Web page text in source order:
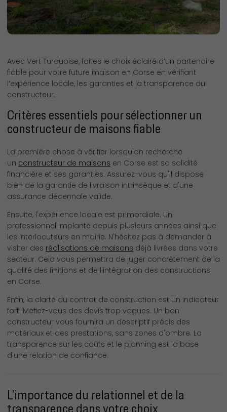
Avec Vert Turquoise, faites le choix éclairé d’un partenaire
fiable pour votre future maison en Corse en vérifiant
l’expérience locale, les garanties et la transparence du
constructeur.
Critères essentiels pour sélectionner un
constructeur de maisons fiable
La première chose à vérifier lorsqu'on recherche
un constructeur de maisons en Corse est sa solidité
financière et ses garanties. Assurez-vous qu'il dispose
bien de la garantie de livraison intrinsèque et d'une
assurance décennale valide.
Ensuite, l'expérience locale est primordiale. Un
professionnel implanté depuis plusieurs années ainsi que
les interlocuteurs en mairie. N'hésitez pas à demander à
visiter des réalisations de maisons déjà livrées dans votre
secteur. Cela vous permettra de juger concrètement de la
qualité des finitions et de l'intégration des constructions
en Corse.
Enfin, la clarté du contrat de construction est un indicateur
fort. Méfiez-vous des devis trop vagues. Un bon
constructeur vous fournira un descriptif précis des
matériaux et des prestations, sans zones d'ombre. La
transparence sur les coûts et le planning est la base
d'une relation de confiance.
L’importance du relationnel et de la